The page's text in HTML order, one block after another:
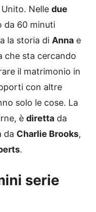
Nelle due
da 60 minuti
la storia di Anna e
che sta cercando
il matrimonio in
con altre
solo le cose. La
è diretta da
da Charlie Brooks,
.
serie